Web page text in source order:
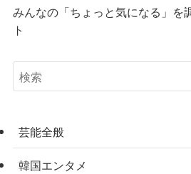
みんなの「ちょっと気になる」を
ト
芸能全般
韓国エンタメ